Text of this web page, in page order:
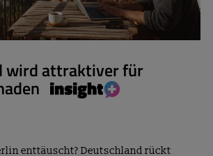
wird attraktiver für
enttäuscht? Deutschland rückt